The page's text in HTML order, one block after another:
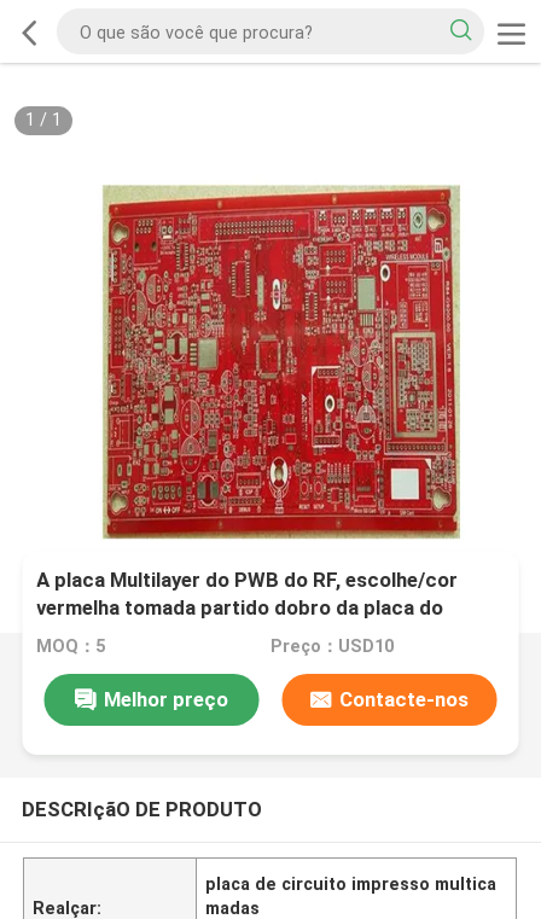
1 / 1
A placa Multilayer do PWB do RF, escolhe/cor
vermelha tomada partido dobro da placa do
protótipo do PWB
MOQ：5 Preço：USD10
Melhor preço Contacte-nos
DESCRIçãO DE PRODUTO
Realçar:
placa de circuito impresso multica
madas